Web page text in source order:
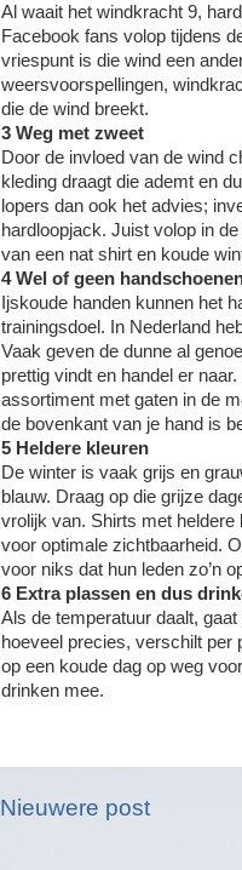
Al waait het windkracht 9,
Facebook fans volop tijdens
vriespunt is die wind een
weersvoorspellingen,
die de wind breekt.
3 Weg met zweet
Door de invloed van de wind
kleding draagt die ademt en
lopers dan ook het advies;
hardloopjack. Juist volop in
van een nat shirt en koude
4 Wel of geen
Ijskoude handen kunnen het
trainingsdoel. In Nederland
Vaak geven de dunne al
prettig vindt en handel er
assortiment met gaten in de
de bovenkant van je hand is
5 Heldere kleuren
De winter is vaak grijs en
blauw. Draag op die grijze
vrolijk van. Shirts met
voor optimale zichtbaarheid.
voor niks dat hun leden zo’n
6 Extra plassen en dus
Als de temperatuur daalt,
hoeveel precies, verschilt per
op een koude dag op weg
drinken mee.
Nieuwere post